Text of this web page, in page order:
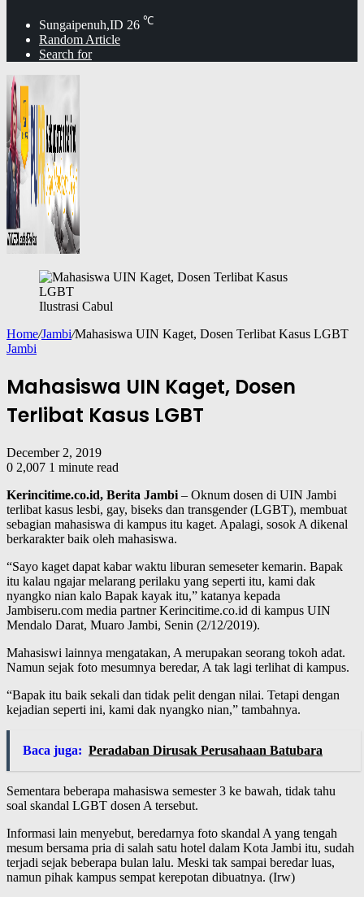
Sungaipenuh,ID 26 ℃
Random Article
Search for
Ilustrasi Cabul
Home/Jambi/Mahasiswa UIN Kaget, Dosen Terlibat Kasus LGBT
Jambi
Mahasiswa UIN Kaget, Dosen
Terlibat Kasus LGBT
December 2, 2019
0 2,007 1 minute read
Kerincitime.co.id, Berita Jambi – Oknum dosen di UIN Jambi
terlibat kasus lesbi, gay, biseks dan transgender (LGBT), membuat
sebagian mahasiswa di kampus itu kaget. Apalagi, sosok A dikenal
berkarakter baik oleh mahasiswa.
“Sayo kaget dapat kabar waktu liburan semeseter kemarin. Bapak
itu kalau ngajar melarang perilaku yang seperti itu, kami dak
nyangko nian kalo Bapak kayak itu,” katanya kepada
Jambiseru.com media partner Kerincitime.co.id di kampus UIN
Mendalo Darat, Muaro Jambi, Senin (2/12/2019).
Mahasiswi lainnya mengatakan, A merupakan seorang tokoh adat.
Namun sejak foto mesumnya beredar, A tak lagi terlihat di kampus.
“Bapak itu baik sekali dan tidak pelit dengan nilai. Tetapi dengan
kejadian seperti ini, kami dak nyangko nian,” tambahnya.
Baca juga: Peradaban Dirusak Perusahaan Batubara
Sementara beberapa mahasiswa semester 3 ke bawah, tidak tahu
soal skandal LGBT dosen A tersebut.
Informasi lain menyebut, beredarnya foto skandal A yang tengah
mesum bersama pria di salah satu hotel dalam Kota Jambi itu, sudah
terjadi sejak beberapa bulan lalu. Meski tak sampai beredar luas,
namun pihak kampus sempat kerepotan dibuatnya. (Irw)